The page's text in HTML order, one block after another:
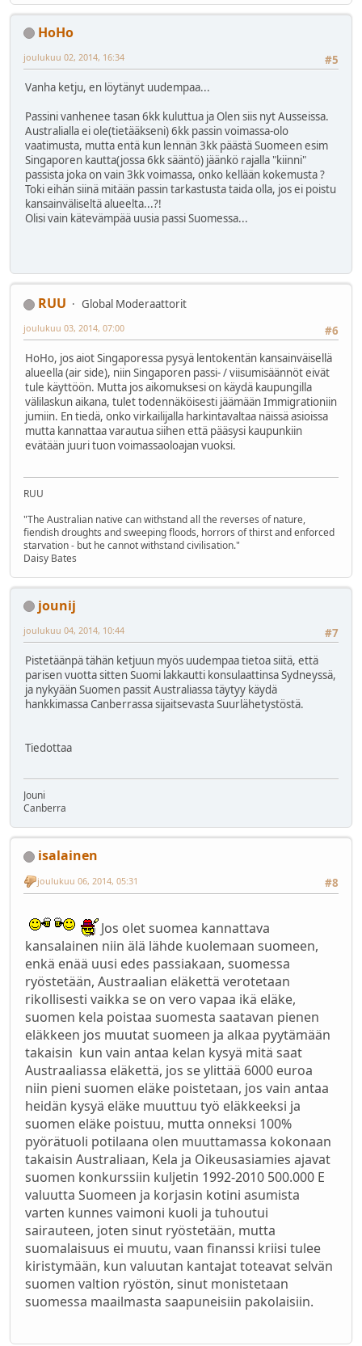
HoHo
#5
joulukuu 02, 2014, 16:34
Vanha ketju, en löytänyt uudempaa...
Passini vanhenee tasan 6kk kuluttua ja Olen siis nyt Ausseissa.
Australialla ei ole(tietääkseni) 6kk passin voimassa-olo
vaatimusta, mutta entä kun lennän 3kk päästä Suomeen esim
Singaporen kautta(jossa 6kk sääntö) jäänkö rajalla "kiinni"
passista joka on vain 3kk voimassa, onko kellään kokemusta ?
Toki eihän siinä mitään passin tarkastusta taida olla, jos ei poistu
kansainväliseltä alueelta...?!
Olisi vain kätevämpää uusia passi Suomessa...
RUU
Global Moderaattorit
#6
joulukuu 03, 2014, 07:00
HoHo, jos aiot Singaporessa pysyä lentokentän kansainväisellä
alueella (air side), niin Singaporen passi- / viisumisäännöt eivät
tule käyttöön. Mutta jos aikomuksesi on käydä kaupungilla
välilaskun aikana, tulet todennäköisesti jäämään Immigrationiin
jumiin. En tiedä, onko virkailijalla harkintavaltaa näissä asioissa
mutta kannattaa varautua siihen että pääsysi kaupunkiin
evätään juuri tuon voimassaoloajan vuoksi.
RUU
"The Australian native can withstand all the reverses of nature,
fiendish droughts and sweeping floods, horrors of thirst and enforced
starvation - but he cannot withstand civilisation."
Daisy Bates
jounij
#7
joulukuu 04, 2014, 10:44
Pistetäänpä tähän ketjuun myös uudempaa tietoa siitä, että
parisen vuotta sitten Suomi lakkautti konsulaattinsa Sydneyssä,
ja nykyään Suomen passit Australiassa täytyy käydä
hankkimassa Canberrassa sijaitsevasta Suurlähetystöstä.
Tiedottaa
Jouni
Canberra
isalainen
#8
joulukuu 06, 2014, 05:31
Jos olet suomea kannattava
kansalainen niin älä lähde kuolemaan suomeen,
enkä enää uusi edes passiakaan, suomessa
ryöstetään, Austraalian eläkettä verotetaan
rikollisesti vaikka se on vero vapaa ikä eläke,
suomen kela poistaa suomesta saatavan pienen
eläkkeen jos muutat suomeen ja alkaa pyytämään
takaisin kun vain antaa kelan kysyä mitä saat
Austraaliassa eläkettä, jos se ylittää 6000 euroa
niin pieni suomen eläke poistetaan, jos vain antaa
heidän kysyä eläke muuttuu työ eläkkeeksi ja
suomen eläke poistuu, mutta onneksi 100%
pyörätuoli potilaana olen muuttamassa kokonaan
takaisin Australiaan, Kela ja Oikeusasiamies ajavat
suomen konkurssiin kuljetin 1992-2010 500.000 E
valuutta Suomeen ja korjasin kotini asumista
varten kunnes vaimoni kuoli ja tuhoutui
sairauteen, joten sinut ryöstetään, mutta
suomalaisuus ei muutu, vaan finanssi kriisi tulee
kiristymään, kun valuutan kantajat toteavat selvän
suomen valtion ryöstön, sinut monistetaan
suomessa maailmasta saapuneisiin pakolaisiin.